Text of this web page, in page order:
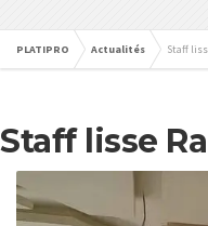
PLATIPRO Actualités Staff
Staff lisse